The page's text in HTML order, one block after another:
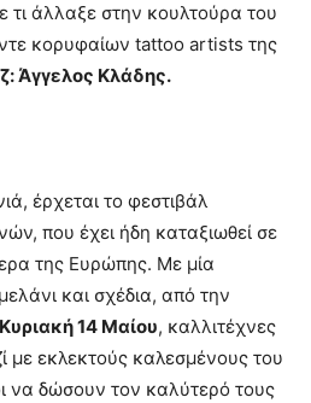
άλλαξε στην κουλτούρα του
κορυφαίων tattoo artists της
Άγγελος Κλάδης.
έρχεται το φεστιβάλ
που έχει ήδη καταξιωθεί σε
της Ευρώπης. Με μία
και σχέδια, από την
14 Μαίου, καλλιτέχνες
με εκλεκτούς καλεσμένους του
να δώσουν τον καλύτερό τους